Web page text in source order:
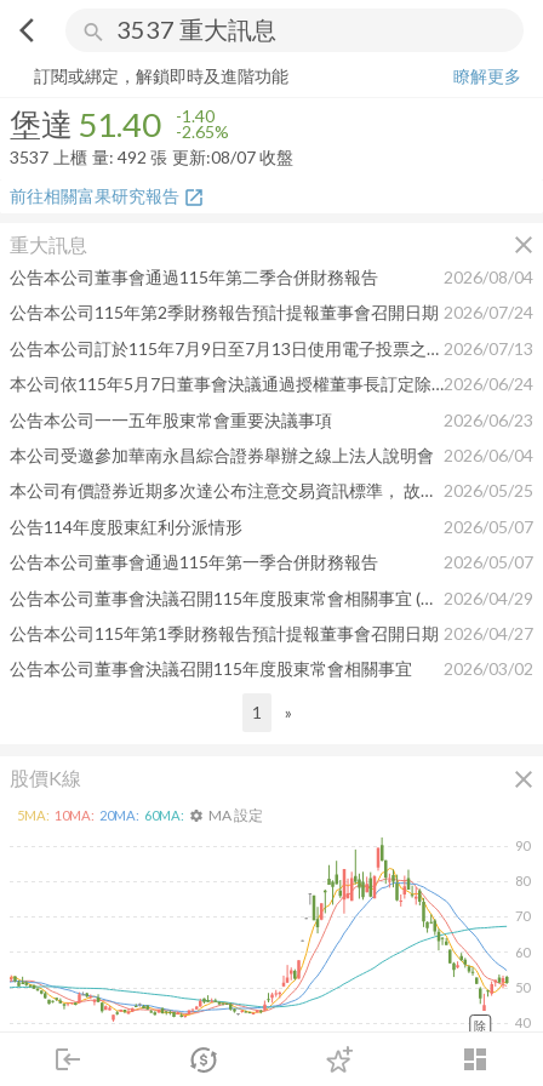
arrow_back_ios search
login dashboard
市場 登入
堡達 51.40-2.65%
訂閱或綁定，解鎖即時及進階功能
瞭解更多
堡達 51.40 -1.40
-2.65%
3537 上櫃 量: 492 張 更新:08/07 收盤
前往相關富果研究報告 open_in_new
重大訊息 close
公告本公司董事會通過115年第二季合併財務報告
2026/08/04
公告本公司115年第2季財務報告預計提報董事會召開日期 2026/07/24
公告本公司訂於115年7月9日至7月13日使用電子投票之股東 領取紀念品，因颱風影響之因應措施 2026/07/13
本公司依115年5月7日董事會決議通過授權董事長訂定除息基準 日及相關事宜2026/06/24
公告本公司一一五年股東常會重要決議事項
2026/06/23
本公司受邀參加華南永昌綜合證券舉辦之線上法人說明會 2026/06/04
本公司有價證券近期多次達公布注意交易資訊標準， 故公告相關訊息，以利投資人區別暸解。 2026/05/25
公告114年度股東紅利分派情形
2026/05/07
公告本公司董事會通過115年第一季合併財務報告
2026/05/07
公告本公司董事會決議召開115年度股東常會相關事宜 (更正電子投票格式) 2026/04/29
公告本公司115年第1季財務報告預計提報董事會召開日期 2026/04/27
公告本公司董事會決議召開115年度股東常會相關事宜
2026/03/02
1 »
股價K線 close
2026/02/10 2026/04/10 2026/05/28 2026/07/16
40
50
60
70
80
90
5MA: 10MA: 20MA: 60MA: settings MA 設定
除